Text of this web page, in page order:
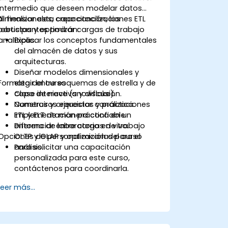
que deseen modelar datos
crear canalizaciones ETL
y optimizar cargas de trabajo
finalizar esta capacitación, los
podrán:
Explicar los conceptos fundamentales
del almacén de datos y sus
arquitecturas.
Diseñar modelos dimensionales y
elegir entre esquemas de estrella y de
copo de nieve (snowflake).
Construir y orquestar canalizaciones
ETL y ELT de manera confiable.
Diferenciar entre cargas de trabajo
OLTP y OLAP y optimizarlas para el
análisis.
del curso
Clase interactiva y discusión.
Numerosos ejercicios y práctica.
Implementación práctica en un
entorno de laboratorio en vivo.
de personalización del curso
Para solicitar una capacitación
personalizada para este curso,
contáctenos para coordinarla.
más...